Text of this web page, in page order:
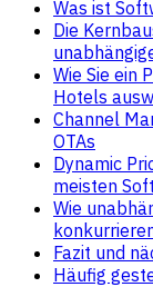
Was ist
Die
Wie Sie ein
Hotels
Channel
OTAs
Dynamic
meisten
Wie
Fazit und
Häufig